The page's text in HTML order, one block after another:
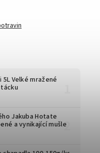
5LVelké mražené
Jakuba Hotate
a vynikající mušle